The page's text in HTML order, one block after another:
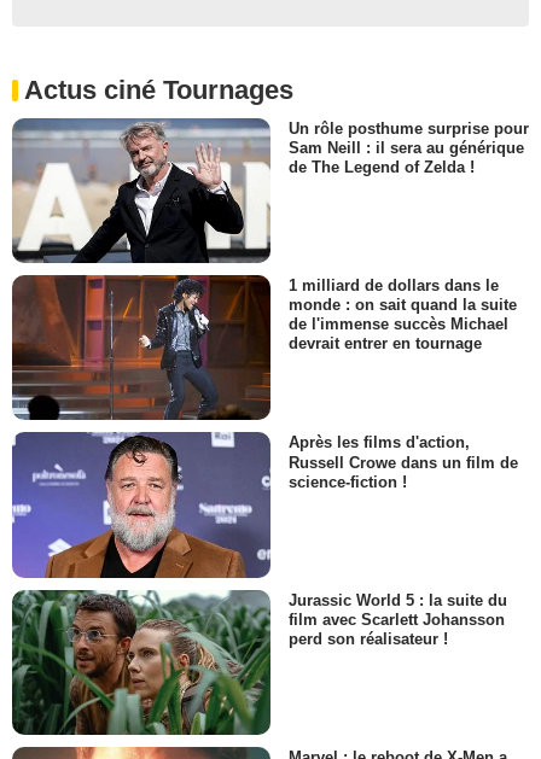
Actus ciné Tournages
Un rôle posthume surprise pour
Sam Neill : il sera au générique
de The Legend of Zelda !
1 milliard de dollars dans le
monde : on sait quand la suite
de l'immense succès Michael
devrait entrer en tournage
Après les films d'action,
Russell Crowe dans un film de
science-fiction !
Jurassic World 5 : la suite du
film avec Scarlett Johansson
perd son réalisateur !